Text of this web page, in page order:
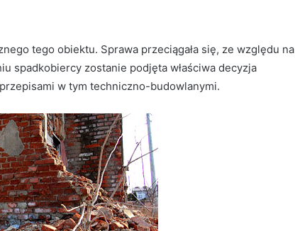
tego obiektu. Sprawa przeciągała się, ze względu na
spadkobiercy zostanie podjęta właściwa decyzja
w tym techniczno-budowlanymi.